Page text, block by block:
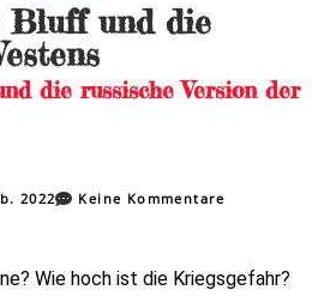
und die
die russische Version der
2022 Keine Kommentare
Wie hoch ist die Kriegsgefahr?